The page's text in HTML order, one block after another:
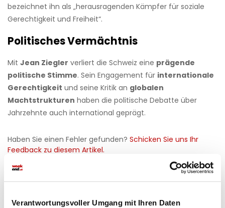
Verantwortungsvoller Umgang mit Ihren Daten
bezeichnet ihn als „herausragenden Kämpfer für soziale
Gerechtigkeit und Freiheit“.
Politisches Vermächtnis
Mit Jean Ziegler verliert die Schweiz eine prägende
politische Stimme. Sein Engagement für internationale
Gerechtigkeit und seine Kritik an globalen
Machtstrukturen haben die politische Debatte über
Jahrzehnte auch international geprägt.
Haben Sie einen Fehler gefunden? Schicken Sie uns Ihr
Feedback zu diesem Artikel.
teilen